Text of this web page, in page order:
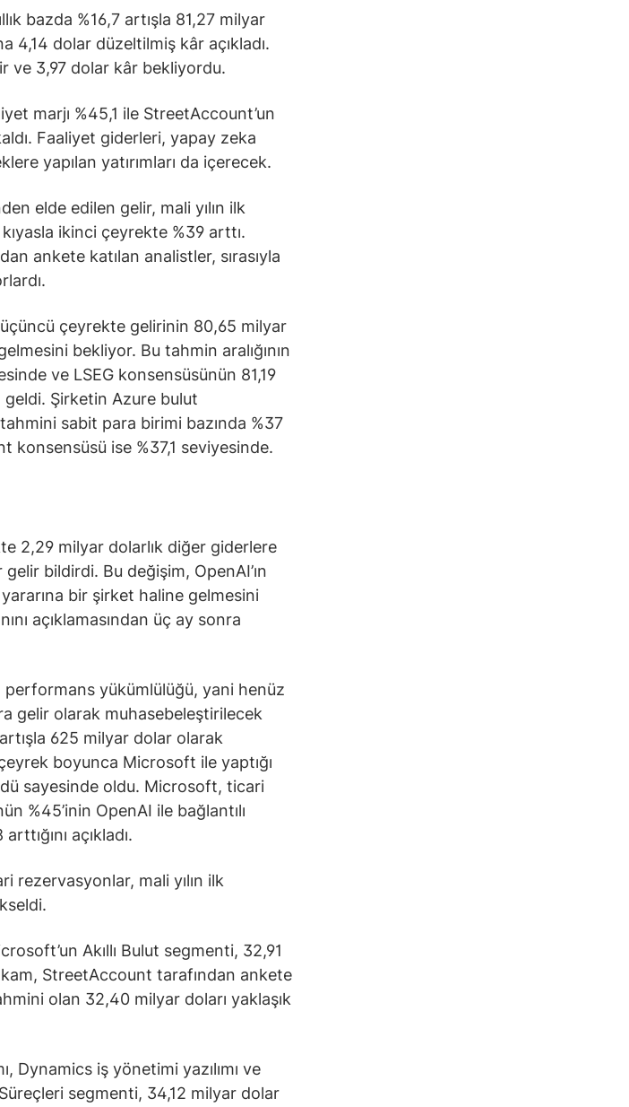
bazda %16,7 artışla 81,27 milyar
4,14 dolar düzeltilmiş kâr açıkladı.
ve 3,97 dolar kâr bekliyordu.
marjı %45,1 ile StreetAccount’un
Faaliyet giderleri, yapay zeka
yapılan yatırımları da içerecek.
elde edilen gelir, mali yılın ilk
ikinci çeyrekte %39 arttı.
ankete katılan analistler, sırasıyla
çeyrekte gelirinin 80,65 milyar
bekliyor. Bu tahmin aralığının
ve LSEG konsensüsünün 81,19
Şirketin Azure bulut
sabit para birimi bazında %37
konsensüsü ise %37,1 seviyesinde.
2,29 milyar dolarlık diğer giderlere
gelir bildirdi. Bu değişim, OpenAI’ın
bir şirket haline gelmesini
açıklamasından üç ay sonra
yükümlülüğü, yani henüz
gelir olarak muhasebeleştirilecek
625 milyar dolar olarak
boyunca Microsoft ile yaptığı
sayesinde oldu. Microsoft, ticari
%45’inin OpenAI ile bağlantılı
açıkladı.
rezervasyonlar, mali yılın ilk
Akıllı Bulut segmenti, 32,91
StreetAccount tarafından ankete
olan 32,40 milyar doları yaklaşık
Dynamics iş yönetimi yazılımı ve
segmenti, 34,12 milyar dolar